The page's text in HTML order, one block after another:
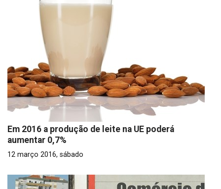
Em 2016 a produção de leite na UE poderá
aumentar 0,7%
12 março 2016, sábado